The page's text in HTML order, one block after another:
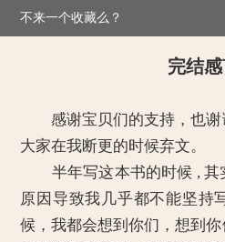
>这个老公有点甜
完结
感谢宝贝们的支持，也谢
大家在我断更的时候弃文。
半年写这本书的时候 , 其
原因导致我几乎都不能坚持
候，我都会想到你们，想到
不来一个收藏么？